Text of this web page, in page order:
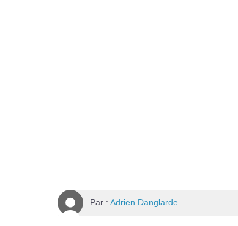
Par : Adrien Danglarde